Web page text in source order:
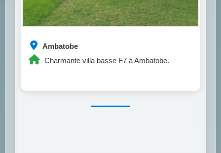
Ambatobe
Charmante villa basse F7 à Ambatobe.